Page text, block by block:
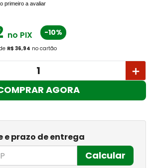
primeiro a avaliar
no PIX -10%
R$ 36,94 no cartão
＋
AGORA
e prazo de entrega
Calcular